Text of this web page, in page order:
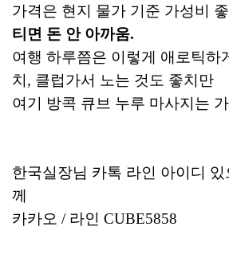
가격은 현지 물가 기준 가성비
티면 돈 안 아까움.
여행 하루쯤은 이렇게 애로틱하
치, 클럽가서 노는 것도 좋치만
여기 방콕 큐브 누루 마사지는
한국실장님 카톡 라인 아이디
께
카카오 / 라인 CUBE5858